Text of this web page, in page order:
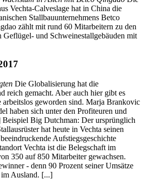
Vechta-Calveslage hat in China die
Stallbauunternehmens Betco
zählt mit rund 60 Mitarbeitern zu den
und Schweinestallgebäuden mit
Die Globalisierung hat die
reich gemacht. Aber auch hier gibt es
arbeitslos geworden sind. Marja Brankovic
haben sich unter den Profiteuren und
Big Dutchman: Der ursprünglich
hat heute in Vechta seinen
Aufstiegsgeschichte
Vechta ist die Belegschaft im
350 auf 850 Mitarbeiter gewachsen.
- denn 90 Prozent seiner Umsätze
im Ausland. [...]